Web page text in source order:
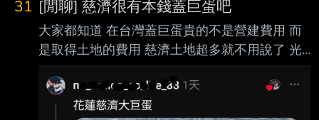
31 [閒聊] 慈濟很有本錢蓋巨蛋吧
大家都知道 在台灣蓋巨蛋貴的不是營建費用 而
是取得土地的費用 慈濟土地超多就不用說了 光
是花蓮的土地就可以蓋N座巨蛋了 另外 慈濟在
內湖區大湖公園對面 有一大片土地 當時想要蓋
精舍結果被抗議 所以後來不了了之 現在拿那那